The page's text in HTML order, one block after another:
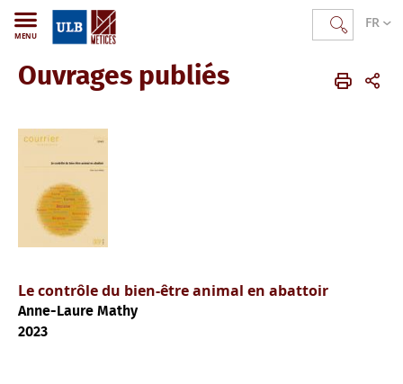
FR
MENU
METICES FR Publications Ouvrages publiés
Ouvrages publiés
Le contrôle du bien-être animal en abattoir
Anne-Laure Mathy
2023